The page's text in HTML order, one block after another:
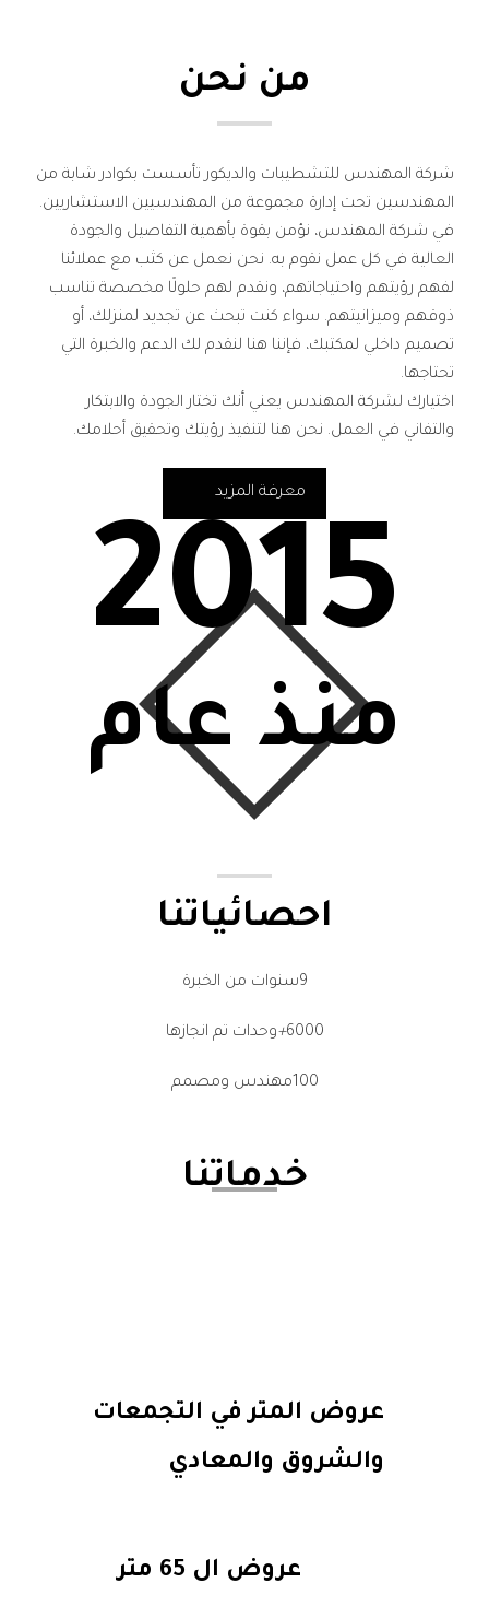
من نحن
شركة المهندس للتشطيبات والديكور تأسست بكوادر شابة من
المهندسين تحت إدارة مجموعة من المهندسيين الاستشاريين.
في شركة المهندس، نؤمن بقوة بأهمية التفاصيل والجودة
العالية في كل عمل نقوم به. نحن نعمل عن كثب مع عملائنا
لفهم رؤيتهم واحتياجاتهم، ونقدم لهم حلولًا مخصصة تناسب
ذوقهم وميزانيتهم. سواء كنت تبحث عن تجديد لمنزلك، أو
تصميم داخلي لمكتبك، فإننا هنا لنقدم لك الدعم والخبرة التي
تحتاجها.
اختيارك لشركة المهندس يعني أنك تختار الجودة والابتكار
والتفاني في العمل. نحن هنا لتنفيذ رؤيتك وتحقيق أحلامك.
معرفة المزيد
2015
منذ عام
احصائياتنا
9سنوات من الخبرة
6000
+وحدات تم انجازها
100 مهندس ومصمم
خدماتنا
عروض المتر في التجمعات
والشروق والمعادي
عروض ال 65 متر